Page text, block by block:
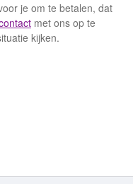
je om te betalen, dat
met ons op te
kijken.